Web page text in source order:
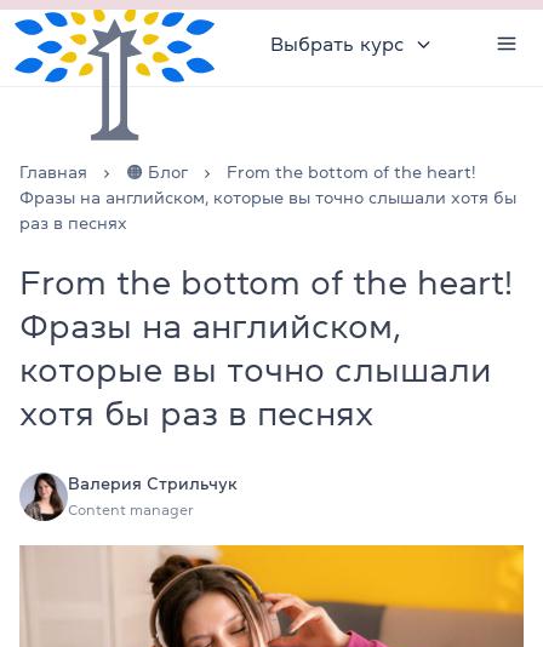
Выбрать курс
Главная 🟠 Блог
From the bottom of the heart!
Фразы на английском, которые вы точно слышали хотя бы
раз в песнях
From the bottom of the heart!
Фразы на английском,
которые вы точно слышали
хотя бы раз в песнях
Валерия Стрильчук
Content manager